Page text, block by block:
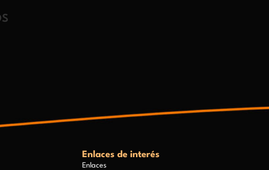
Enlaces de interés
Enlaces